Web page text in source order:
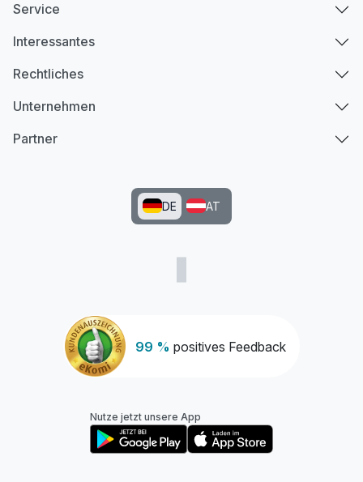
99 % positives Feedback
Service
Interessantes
Rechtliches
Unternehmen
Partner
DE AT
Nutze jetzt unsere App